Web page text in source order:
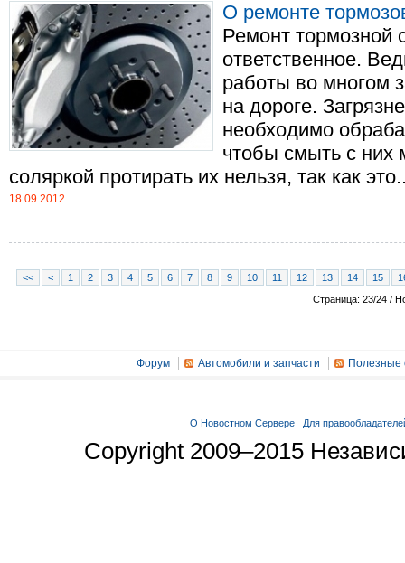
О ремонте
Ремонт тормозной
ответственное.
работы во многом
на дороге.
необходимо
чтобы смыть с них
соляркой протирать их нельзя, так как
18.09.2012
<< < 1 2 3 4 5 6 7 8 9 10 11 12 13 14 15
Страница: 23/24 /
Форум Автомобили и запчасти Полезные
О Новостном Сервере Для
Copyright 2009–2015